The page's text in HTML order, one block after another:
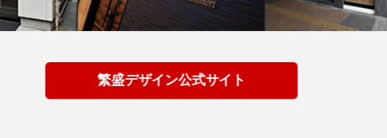
繁盛デザイン公式サイト